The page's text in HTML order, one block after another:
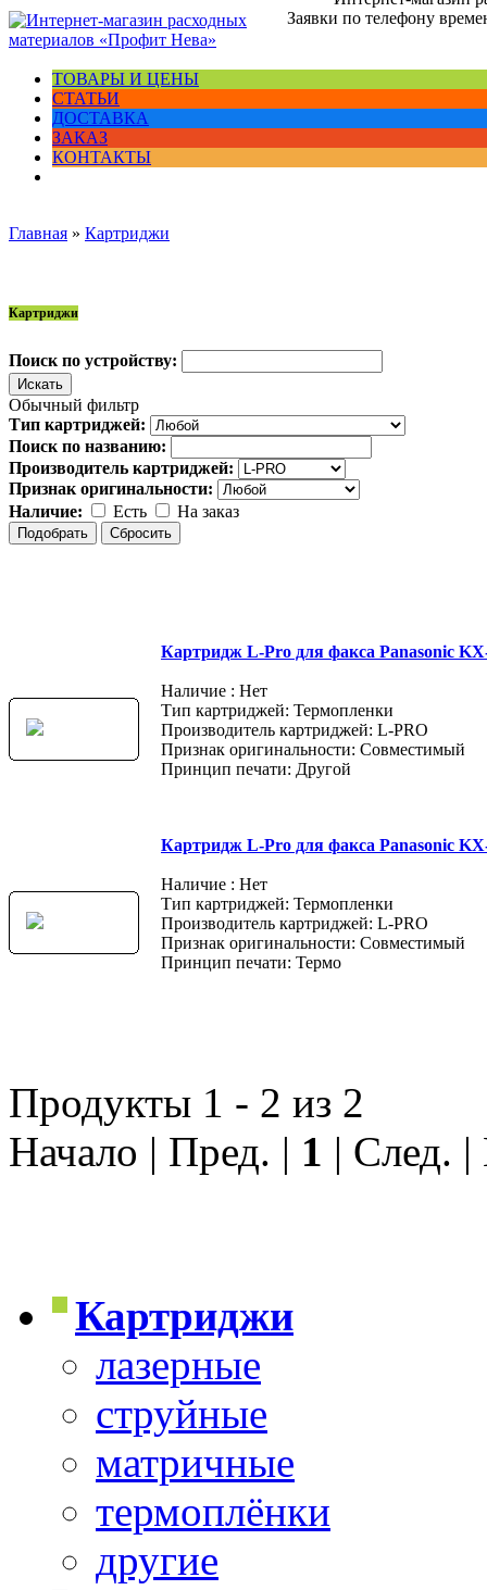
Заявки по телефону
ТОВАРЫ И ЦЕНЫ
СТАТЬИ
ДОСТАВКА
ЗАКАЗ
КОНТАКТЫ
Главная » Картриджи
Картриджи
Поиск по устройству:
Обычный фильтр
Тип картриджей:
Поиск по названию:
Производитель картриджей:
Признак оригинальности:
Наличие:
Есть На заказ
Картридж L-Pro для факса Panasonic
Наличие : Нет
Тип картриджей: Термопленки
Производитель картриджей: L-PRO
Признак оригинальности: Совместимый
Принцип печати: Другой
Картридж L-Pro для факса Panasonic
Наличие : Нет
Тип картриджей: Термопленки
Производитель картриджей: L-PRO
Признак оригинальности: Совместимый
Принцип печати: Термо
Продукты 1 - 2 из 2
Начало | Пред. | 1 | След.
Картриджи
лазерные
струйные
матричные
термоплёнки
другие